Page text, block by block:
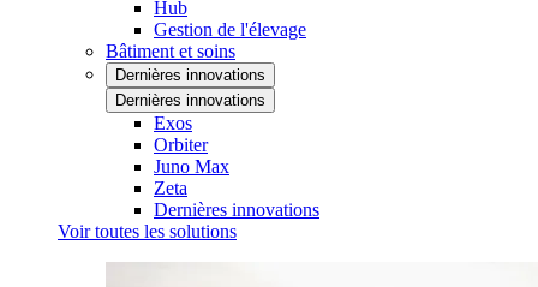
Hub
Gestion de l'élevage
Bâtiment et soins
Dernières innovations
Dernières innovations
Exos
Orbiter
Juno Max
Zeta
Dernières innovations
Voir toutes les solutions